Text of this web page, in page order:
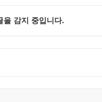
을 감지 중입니다.